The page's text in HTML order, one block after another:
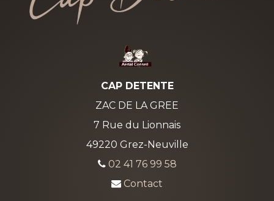
CAP DETENTE
ZAC DE LA GREE
7 Rue du Lionnais
49220 Grez-Neuville
02 41 76 99 58
Contact